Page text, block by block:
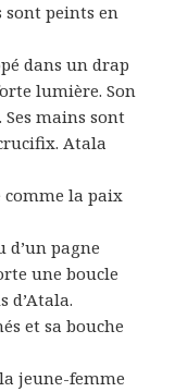
sont peints en
dans un drap
lumière. Son
Ses mains sont
Atala
la paix
d’un pagne
une boucle
d’Atala.
et sa bouche
jeune-femme